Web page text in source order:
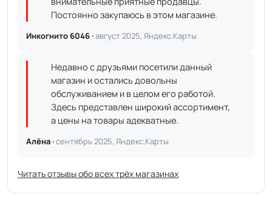
Постоянно закупаюсь в этом магазине.
Инкогнито 6046 ·август 2025, Яндекс.Карты
Недавно с друзьями посетили данный
магазин и остались довольны
обслуживанием и в целом его работой.
Здесь представлен широкий ассортимент,
а цены на товары адекватные.
Алёна ·сентябрь 2025, Яндекс.Карты
Читать отзывы обо всех трёх магазинах